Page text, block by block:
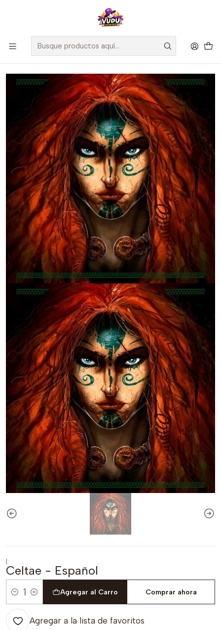
🚀 ¡Despachamos a todo Chile! Envío GRATIS a Regiones sobre
$100.000 y a RM sobre $35.000
Inicio Juegos de Mesa Editorial Maldito Games
Celtae - Español
|
Celtae - Español
Cantidad
Agregar al Carro Comprar ahora
Agregar a la lista de favoritos